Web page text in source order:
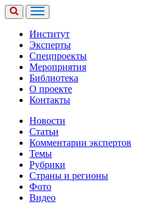
Институт
Эксперты
Спецпроекты
Мероприятия
Библиотека
О проекте
Контакты
Новости
Статьи
Комментарии экспертов
Темы
Рубрики
Страны и регионы
Фото
Видео